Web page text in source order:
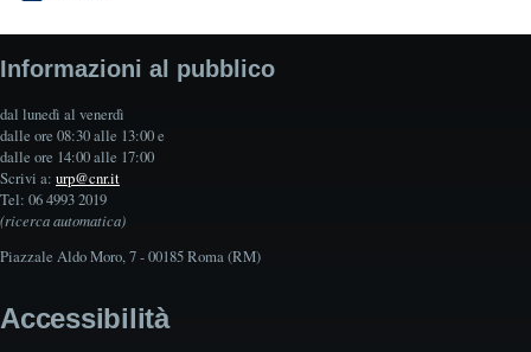
Informazioni al pubblico
dal lunedì al venerdì
dalle ore 08:30 alle 13:00 e
dalle ore 14:00 alle 17:00
Scrivi a: urp@cnr.it
Tel: 06 4993 2019
(ricerca automatica)
Piazzale Aldo Moro, 7 - 00185 Roma (RM)
Accessibilità